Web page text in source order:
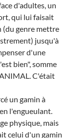
d'adultes, un
qui lui faisait
(du genre mettre
jusqu'à
d'une
bien", somme
C'était
un gamin à
l'engueulant.
physique, mais
celui d'un gamin